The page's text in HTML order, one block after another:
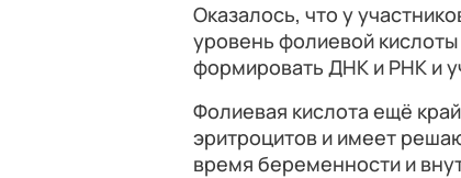
Оказалось, что у
уровень фолиевой
формировать ДНК и РНК и
Фолиевая кислота ещё
эритроцитов и имеет
время беременности и